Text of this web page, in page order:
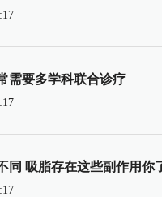
需要多学科联合诊疗
同 吸脂存在这些副作用你